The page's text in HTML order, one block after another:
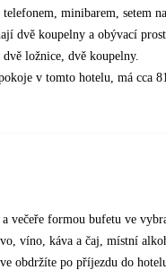
minibarem, setem
dvě koupelny a obývací
ložnice, dvě koupelny.
v tomto hotelu, má cca
večeře formou bufetu ve
víno, káva a čaj, místní
obdržíte po příjezdu do